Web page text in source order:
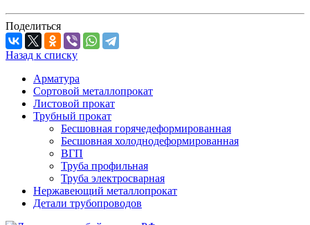
Поделиться
Назад к списку
Арматура
Сортовой металлопрокат
Листовой прокат
Трубный прокат
Бесшовная горячедеформированная
Бесшовная холоднодеформированная
ВГП
Труба профильная
Труба электросварная
Нержавеющий металлопрокат
Детали трубопроводов